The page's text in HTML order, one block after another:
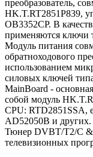
преобразователь,
HK.T.RT2851P839,
OB3352CP. В
применяются ключи
Модуль питания
обратноходового
использованием
силовых ключей
MainBoard -
собой модуль
CPU: RTD2851SSA,
AD52050B и других.
Тюнер DVBT/T2/C &
телевизионных